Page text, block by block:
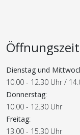
Dienstag und
10.00 - 12.30 Uhr /
Donnerstag:
10.00 - 12.30 Uhr
Freitag:
13.00 - 15.30 Uhr